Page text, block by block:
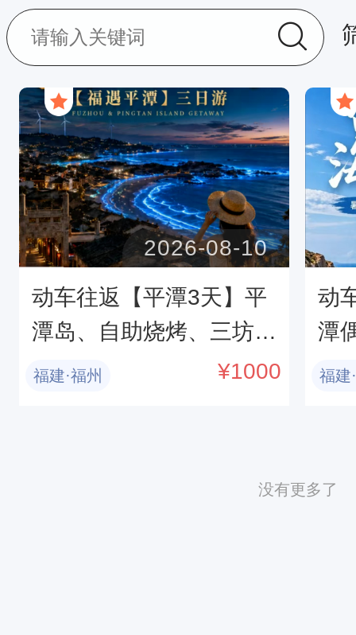
动车往返【平潭3天】平
潭岛、自助烧烤、三坊七
巷、猴研岛、北部湾。报
2026-08-10
福建·福州 ¥1000
动
潭
烤
福建
没有更多了